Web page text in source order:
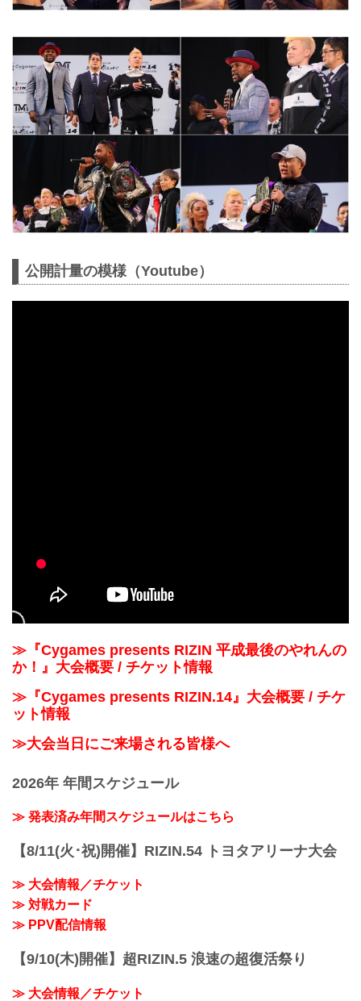
公開計量の模様（Youtube）
≫『Cygames presents RIZIN 平成最後のやれんの
か！』大会概要 / チケット情報
≫『Cygames presents RIZIN.14』大会概要 / チケ
ット情報
≫大会当日にご来場される皆様へ
2026年 年間スケジュール
≫ 発表済み年間スケジュールはこちら
【8/11(火･祝)開催】RIZIN.54 トヨタアリーナ大会
≫ 大会情報／チケット
≫ 対戦カード
≫ PPV配信情報
【9/10(木)開催】超RIZIN.5 浪速の超復活祭り
≫ 大会情報／チケット